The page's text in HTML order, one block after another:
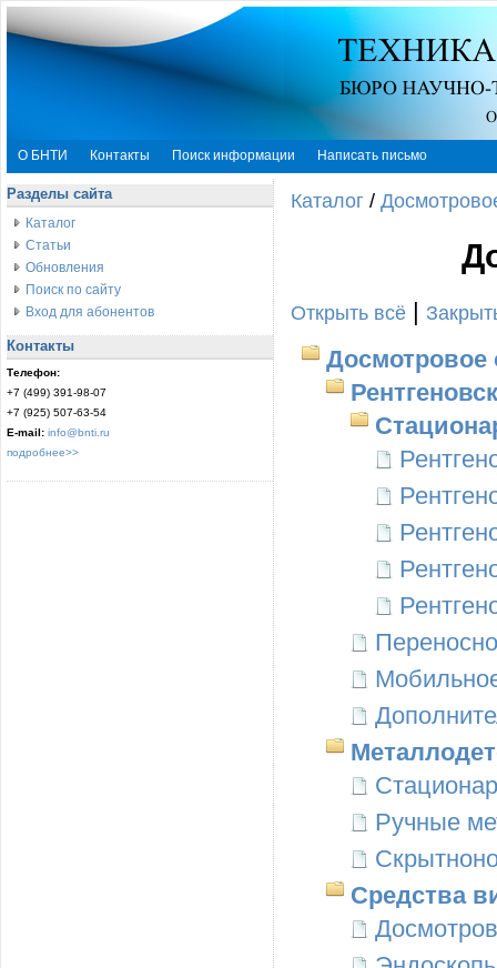
О БНТИ Контакты Поиск информации Написать письмо
Разделы сайта
Каталог
Статьи
Обновления
Поиск по сайту
Вход для абонентов
Контакты
Телефон:
+7 (499) 391-98-07
+7 (925) 507-63-54
E-mail: info@bnti.ru
подробнее>>
Каталог /
Открыть всё |
Досмотровое
Ручные
Средства